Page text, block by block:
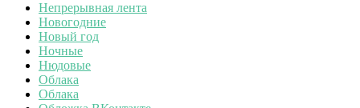
Непрерывная лента
Новогодние
Новый год
Ночные
Нюдовые
Облака
Облака